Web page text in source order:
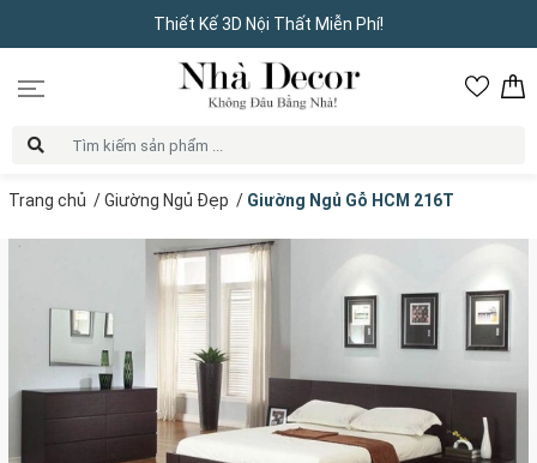
Thiết Kế 3D Nội Thất Miễn Phí!
Trang chủ /Giường Ngủ Đẹp / Giường Ngủ Gỗ HCM 216T